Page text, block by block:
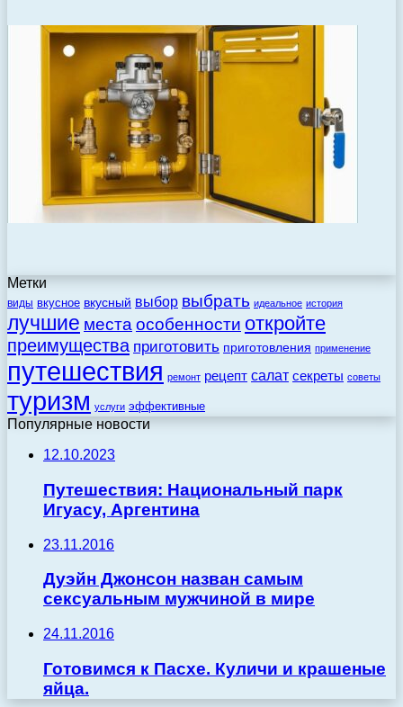
Метки
виды вкусное вкусный выбор выбрать идеальное история
лучшие места особенности откройте
преимущества приготовить приготовления применение
путешествия ремонт рецепт салат секреты советы
туризм услуги эффективные
Популярные новости
12.10.2023
Путешествия: Национальный парк
Игуасу, Аргентина
23.11.2016
Дуэйн Джонсон назван самым
сексуальным мужчиной в мире
24.11.2016
Готовимся к Пасхе. Куличи и крашеные
яйца.